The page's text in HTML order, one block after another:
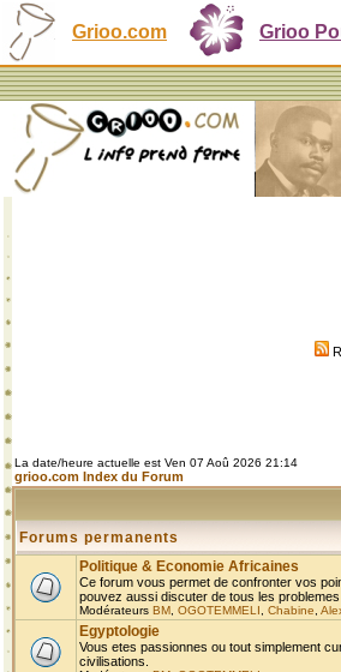
Grioo.com Grioo
La date/heure actuelle est Ven 07 Aoû 2026 21:14
grioo.com Index du Forum
Forums permanents
Politique & Economie Africaines
Ce forum vous permet de confronter vos
pouvez aussi discuter de tous les
Modérateurs BM OGOTEMMELI Chabine
Egyptologie
Vous etes passionnes ou tout simplement
civilisations.